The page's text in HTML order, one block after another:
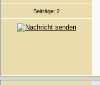
Beiträge: 2